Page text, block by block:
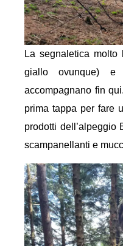
La segnaletica
giallo ovunque) e
accompagnano fin
prima tappa per fare
prodotti dell’alpeggio
scampanellanti e